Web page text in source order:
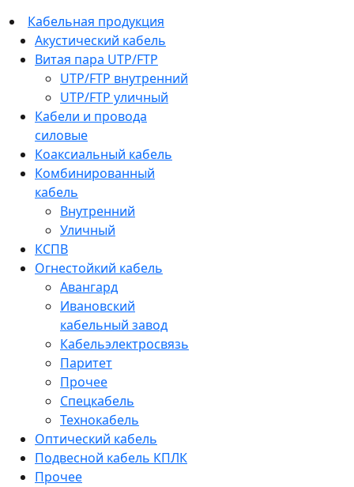
Кабельная продукция
Акустический кабель
Витая пара UTP/FTP
UTP/FTP внутренний
UTP/FTP уличный
Кабели и провода
силовые
Коаксиальный кабель
Комбинированный
кабель
Внутренний
Уличный
КСПВ
Огнестойкий кабель
Авангард
Ивановский
кабельный завод
Кабельэлектросвязь
Паритет
Прочее
Спецкабель
Технокабель
Оптический кабель
Подвесной кабель КПЛК
Прочее